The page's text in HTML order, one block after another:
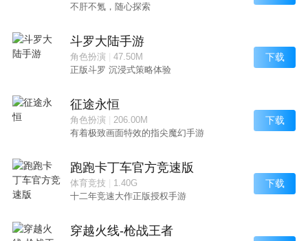
不肝不氪，随心探索
斗罗大陆手游
角色扮演| 47.50M
正版斗罗 沉浸式策略体验
下载
征途永恒
角色扮演| 206.00M
有着极致画面特效的指尖魔幻手游
下载
跑跑卡丁车官方竞速版
体育竞技
1.40G
十二年竞速大作正版授权手游
下载
穿越火线-枪战王者